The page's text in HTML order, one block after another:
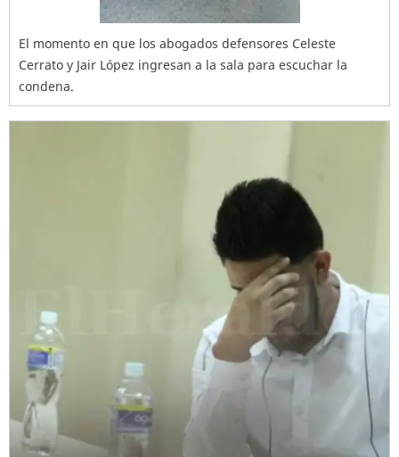
El momento en que los abogados defensores Celeste
Cerrato y Jair López ingresan a la sala para escuchar la
condena.